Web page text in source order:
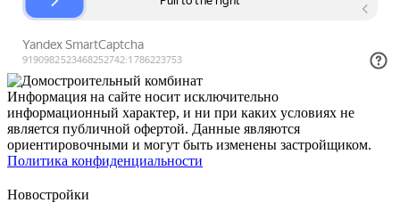
Информация на сайте носит исключительно
информационный характер, и ни при каких условиях не
является публичной офертой. Данные являются
ориентировочными и могут быть изменены застройщиком.
Политика конфиденциальности
Новостройки